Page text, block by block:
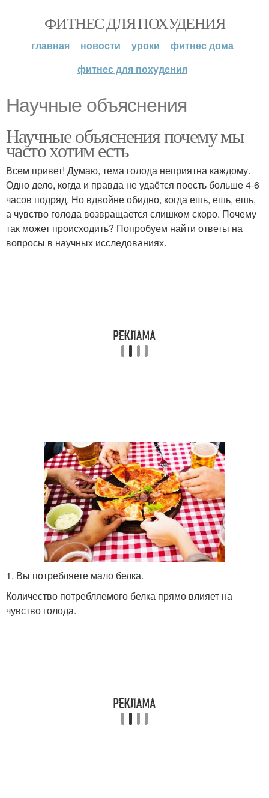
ФИТНЕС ДЛЯ ПОХУДЕНИЯ
главная новости уроки
фитнес дома
фитнес для похудения
Научные объяснения
Научные объяснения почему мы
часто хотим есть
Всем привет! Думаю, тема голода неприятна каждому.
Одно дело, когда и правда не удаётся поесть больше 4-6
часов подряд. Но вдвойне обидно, когда ешь, ешь, ешь,
а чувство голода возвращается слишком скоро. Почему
так может происходить? Попробуем найти ответы на
вопросы в научных исследованиях.
1. Вы потребляете мало белка.
Количество потребляемого белка прямо влияет на
чувство голода.